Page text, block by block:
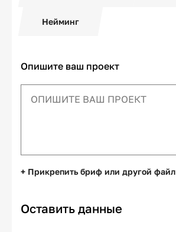
Нейминг
Опишите ваш проект
+ Прикрепить бриф или другой файл
Оставить данные